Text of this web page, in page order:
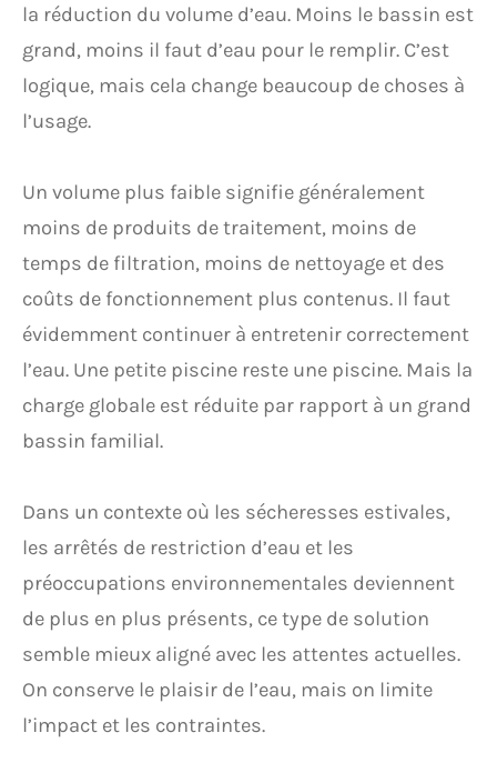
la réduction du volume d’eau. Moins le bassin est
grand, moins il faut d’eau pour le remplir. C’est
logique, mais cela change beaucoup de choses à
l’usage.
Un volume plus faible signifie généralement
moins de produits de traitement, moins de
temps de filtration, moins de nettoyage et des
coûts de fonctionnement plus contenus. Il faut
évidemment continuer à entretenir correctement
l’eau. Une petite piscine reste une piscine. Mais la
charge globale est réduite par rapport à un grand
bassin familial.
Dans un contexte où les sécheresses estivales,
les arrêtés de restriction d’eau et les
préoccupations environnementales deviennent
de plus en plus présents, ce type de solution
semble mieux aligné avec les attentes actuelles.
On conserve le plaisir de l’eau, mais on limite
l’impact et les contraintes.